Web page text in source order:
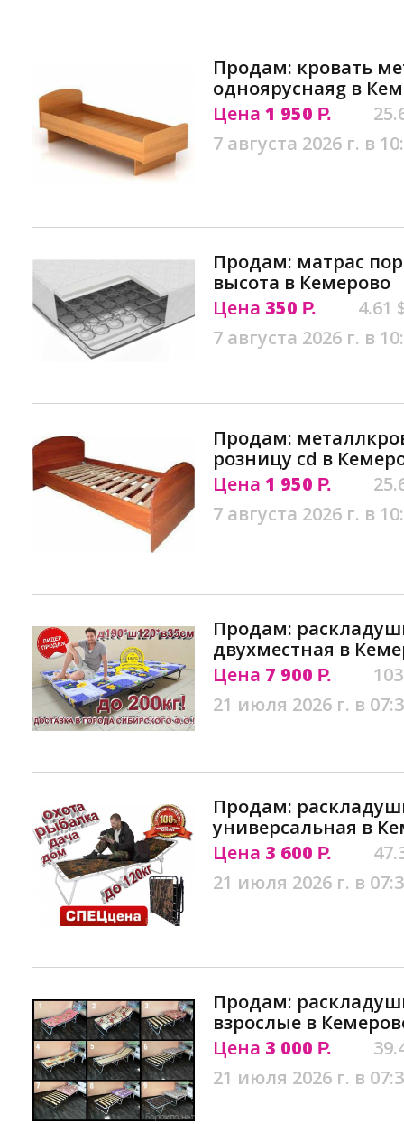
Продам: кровать
однояруснаяg в
Цена 1 950 Р.
7 августа 2026 г. в
Продам: матрас
высота в Кемерово
Цена 350 Р.
4.61
7 августа 2026 г. в
Продам:
розницу сd в
Цена 1 950 Р.
7 августа 2026 г. в
Продам:
двухместная в
Цена 7 900 Р.
21 июля 2026 г. в
Продам:
универсальная в
Цена 3 600 Р.
21 июля 2026 г. в
Продам:
взрослые в
Цена 3 000 Р.
21 июля 2026 г. в